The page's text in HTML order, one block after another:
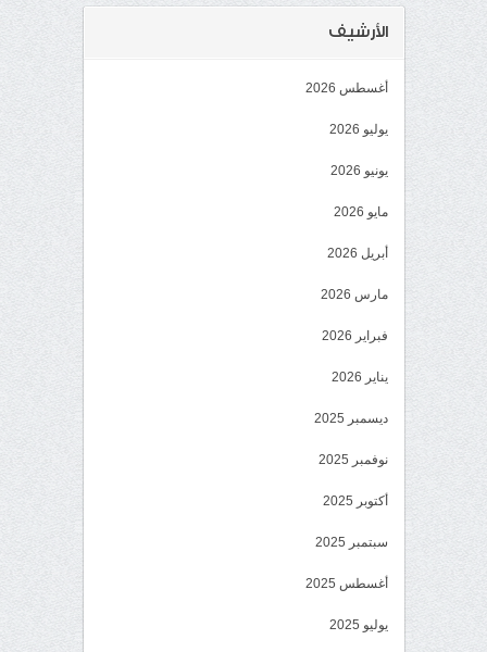
الأرشيف
أغسطس 2026
يوليو 2026
يونيو 2026
مايو 2026
أبريل 2026
مارس 2026
فبراير 2026
يناير 2026
ديسمبر 2025
نوفمبر 2025
أكتوبر 2025
سبتمبر 2025
أغسطس 2025
يوليو 2025